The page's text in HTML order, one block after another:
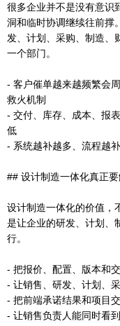
很多企业并不是没有意识
洞和临时协调继续往前撑
发、计划、采购、制造、
一个部门。
- 客户催单越来越频繁会
救火机制
- 交付、库存、成本、报
低
- 系统越补越多、流程越
## 设计制造一体化真正要
设计制造一体化的价值，
是让企业的研发、计划、
行。
- 把报价、配置、版本和
- 让销售、研发、计划、
- 把前端承诺结果和项目
- 让销售负责人能同时看